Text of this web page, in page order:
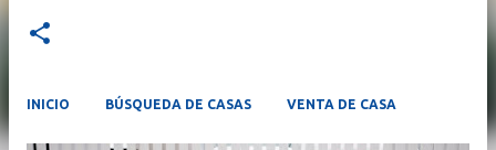
INICIO BÚSQUEDA DE CASAS VENTA DE CASA